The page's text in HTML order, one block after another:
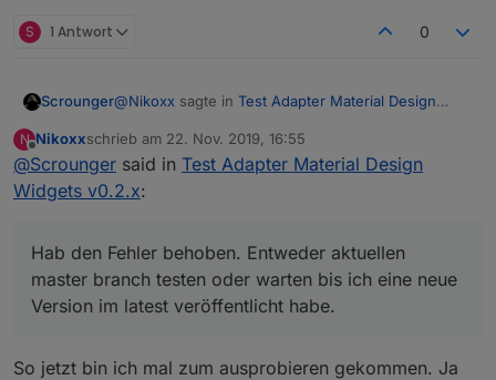
S 1 Antwort 0
Scrounger@Nikoxx sagte in Test Adapter Material Design
Genauso hab ich mir das gedacht, funktioniert
ausgeblendeten y Achsen ein wenn ich die
anzeigen lasse werden sie auch ausgeblendet
Hab den Fehler behoben. Entweder aktuellen
Version im latest veröffentlicht habe.
N
Offline
Nikoxxschrieb am 22. Nov. 2019, 16:55
zuletzt editiert von
@Scrounger said in Test Adapter Material Design
Widgets v0.2.x:
Hab den Fehler behoben. Entweder aktuellen
master branch testen oder warten bis ich eine neue
Version im latest veröffentlicht habe.
So jetzt bin ich mal zum ausprobieren gekommen. Ja